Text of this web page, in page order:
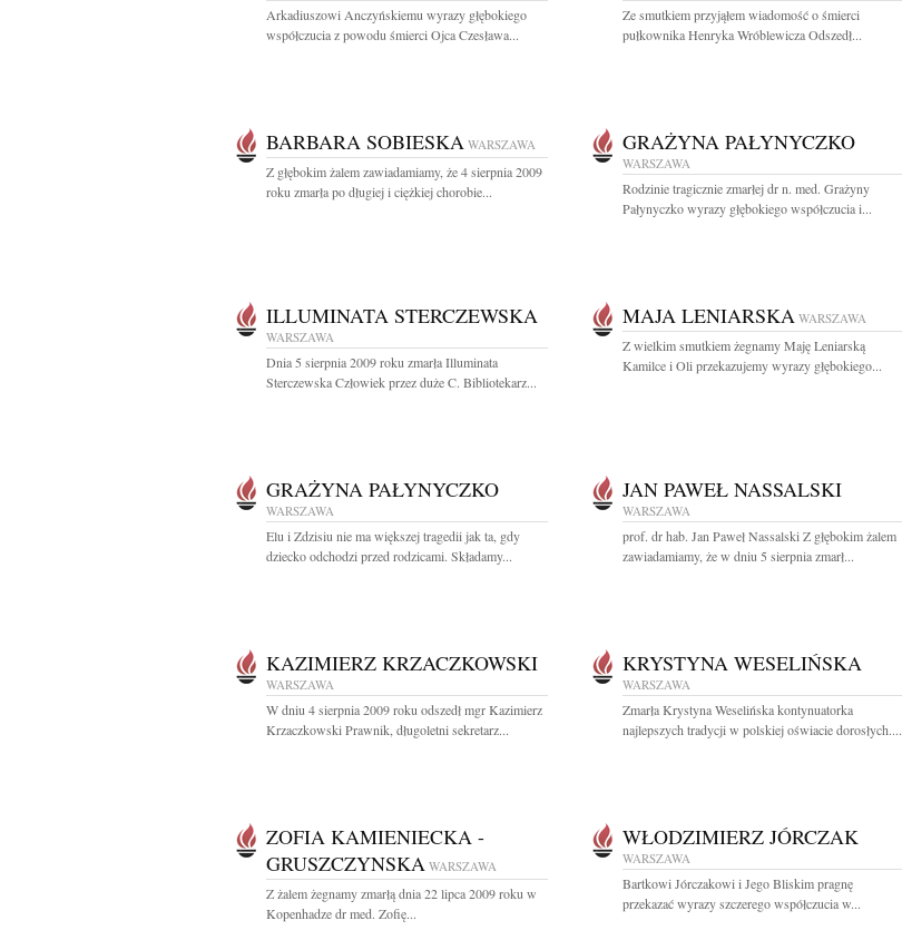
Arkadiuszowi Anczyńskiemu wyrazy głębokiego
współczucia z powodu śmierci Ojca Czesława...
Ze smutkiem przyjąłem wiadomość o śmierci
pułkownika Henryka Wróblewicza Odszedł...
BARBARA SOBIESKA WARSZAWA
Z głębokim żalem zawiadamiamy, że 4 sierpnia 2009
roku zmarła po długiej i ciężkiej chorobie...
GRAŻYNA PAŁYNYCZKO
WARSZAWA
Rodzinie tragicznie zmarłej dr n. med. Grażyny
Pałynyczko wyrazy głębokiego współczucia i...
ILLUMINATA STERCZEWSKA
WARSZAWA
Dnia 5 sierpnia 2009 roku zmarła Illuminata
Sterczewska Człowiek przez duże C. Bibliotekarz...
MAJA LENIARSKA WARSZAWA
Z wielkim smutkiem żegnamy Maję Leniarską
Kamilce i Oli przekazujemy wyrazy głębokiego...
GRAŻYNA PAŁYNYCZKO
WARSZAWA
Elu i Zdzisiu nie ma większej tragedii jak ta, gdy
dziecko odchodzi przed rodzicami. Składamy...
JAN PAWEŁ NASSALSKI
WARSZAWA
prof. dr hab. Jan Paweł Nassalski Z głębokim żalem
zawiadamiamy, że w dniu 5 sierpnia zmarł...
KAZIMIERZ KRZACZKOWSKI
WARSZAWA
W dniu 4 sierpnia 2009 roku odszedł mgr Kazimierz
Krzaczkowski Prawnik, długoletni sekretarz...
KRYSTYNA WESELIŃSKA
WARSZAWA
Zmarła Krystyna Weselińska kontynuatorka
najlepszych tradycji w polskiej oświacie dorosłych....
ZOFIA KAMIENIECKA -
GRUSZCZYNSKA WARSZAWA
Z żalem żegnamy zmarłą dnia 22 lipca 2009 roku w
Kopenhadze dr med. Zofię...
WŁODZIMIERZ JÓRCZAK
WARSZAWA
Bartkowi Jórczakowi i Jego Bliskim pragnę
przekazać wyrazy szczerego współczucia w...